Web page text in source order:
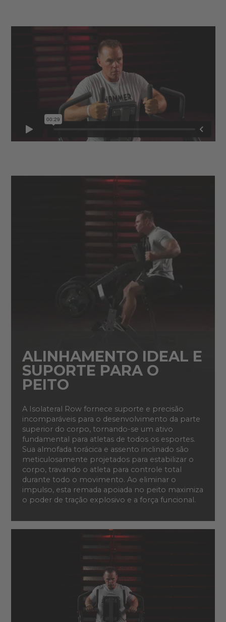
ALINHAMENTO IDEAL E
SUPORTE PARA O
PEITO
A Isolateral Row fornece suporte e precisão
incomparáveis para o desenvolvimento da parte
superior do corpo, tornando-se um ativo
fundamental para atletas de todos os esportes.
Sua almofada torácica e assento inclinado são
meticulosamente projetados para estabilizar o
corpo, travando o atleta para controle total
durante todo o movimento. Ao eliminar o
impulso, esta remada apoiada no peito maximiza
o poder de tração explosivo e a força funcional.